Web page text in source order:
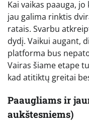
Kai vaikas paauga,
jau galima rinktis
ratais. Svarbu
dydį. Vaikui augant,
platforma bus
Vairas šiame etape
kad atitiktų greitai
Paaugliams ir
aukštesniems)